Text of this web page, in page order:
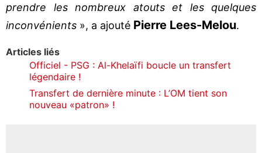
prendre les nombreux atouts et les quelques
inconvénients », a ajouté Pierre Lees-Melou.
Articles liés
Officiel - PSG : Al-Khelaïfi boucle un transfert
légendaire !
Transfert de dernière minute : L’OM tient son
nouveau «patron» !